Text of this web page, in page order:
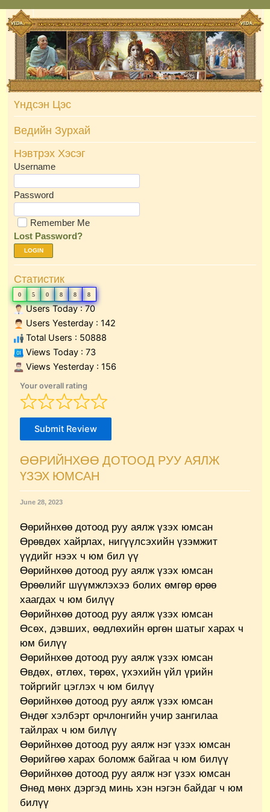
Skip
to
content
Үндсэн Цэс
Ведийн Зурхай
Нэвтрэх Хэсэг
Username
Password
Remember Me
Lost Password?
LOGIN
Статистик
0 5 0 8 8 8
Users Today : 70
Users Yesterday : 142
Total Users : 50888
Views Today : 73
Views Yesterday : 156
Your overall rating
Submit Review
ӨӨРИЙНХӨӨ ДОТООД РУУ АЯЛЖ
ҮЗЭХ ЮМСАН
June 28, 2023
Өөрийнхөө дотоод руу аялж үзэх юмсан
Өрөвдөх хайрлах, нигүүлсэхийн үзэмжит
үүдийг нээх ч юм бил үү
Өөрийнхөө дотоод руу аялж үзэх юмсан
Өрөөлийг шүүмжлэхээ болих өмгөр өрөө
хаагдах ч юм билүү
Өөрийнхөө дотоод руу аялж үзэх юмсан
Өсөх, дэвших, өөдлөхийн өргөн шатыг харах ч
юм билүү
Өөрийнхөө дотоод руу аялж үзэх юмсан
Өвдөх, өтлөх, төрөх, үхэхийн үйл үрийн
тойргийг цэглэх ч юм билүү
Өөрийнхөө дотоод руу аялж үзэх юмсан
Өндөг хэлбэрт орчлонгийн учир зангилаа
тайлрах ч юм билүү
Өөрийнхөө дотоод руу аялж нэг үзэх юмсан
Өөрийгөө харах боломж байгаа ч юм билүү
Өөрийнхөө дотоод руу аялж нэг үзэх юмсан
Өнөд мөнх дэргэд минь хэн нэгэн байдаг ч юм
билүү